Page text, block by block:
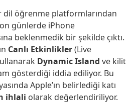
dil öğrenme platformlarından
günlerde iPhone
beklenmedik bir şekilde çıktı.
Canlı Etkinlikler(Live
Dynamic Island ve kilit
gösterdiği iddia ediliyor. Bu
Apple’ın belirlediği katı
ihlali olarak değerlendiriliyor.